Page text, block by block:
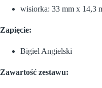
wisiorka: 33 mm x 14,3
Zapięcie:
Bigiel Angielski
Zawartość zestawu: